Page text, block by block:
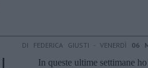
DI FEDERICA GIUSTI - VENERDÌ 06
In queste ultime settimane